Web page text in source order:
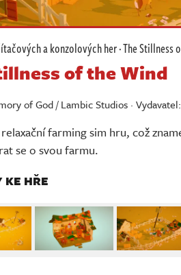
a konzolových her·The Stillness
of the Wind
of God / Lambic Studios ·
farming sim hru, což
se o svou farmu.
KE HŘE